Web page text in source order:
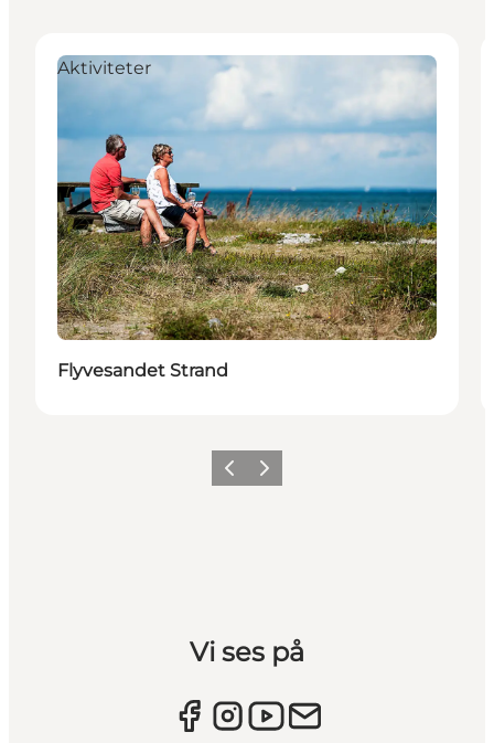
Aktiviteter
Flyvesandet Strand
Forrige billede
Næste billede
Vi ses på